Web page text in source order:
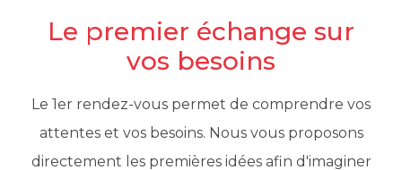
Le premier échange sur
vos besoins
Le 1er rendez-vous permet de comprendre vos
attentes et vos besoins. Nous vous proposons
directement les premières idées afin d'imaginer